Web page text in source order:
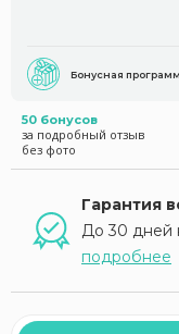
Бонусная
50 бонусов
за подробный отзыв
без фото
Гарантия
До 30 дней
подробнее